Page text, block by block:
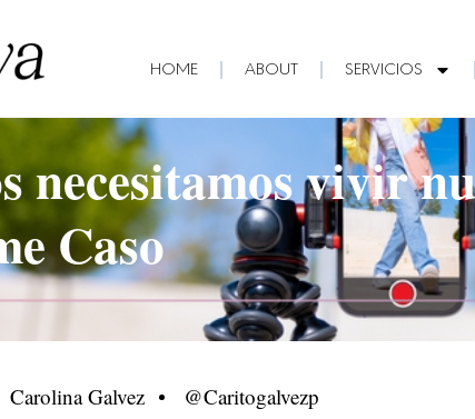
HOME ABOUT SERVICIOS
necesitamos vivir
Caso
Carolina Galvez @caritogalvezp